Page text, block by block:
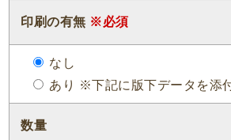
印刷の有無 ※必須
なし
あり ※下記に版下データを添
数量